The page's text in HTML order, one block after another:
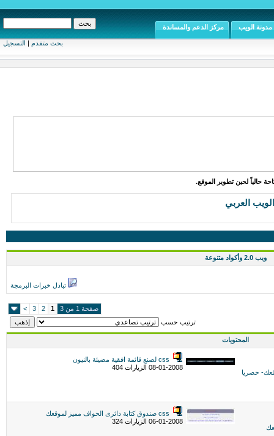
بحث متقدم | التسجيل
مدونة الويب مركز الدعم والمساندة
حالياً لحين تطوير الموقع.
العربي
ويب 2.0 وأكواد متنوعة
تبادل خبرات البرمجة
صفحة 1 من 3 1
2
3
>
ترتيب حسب
المحتويات
css لصنع قائمة افقية مضيئة بالنيون
08-01-2008 الزيارات 404
css صندوق كتابة دائرى الحواف مميز لموقعك
06-01-2008 الزيارات 324